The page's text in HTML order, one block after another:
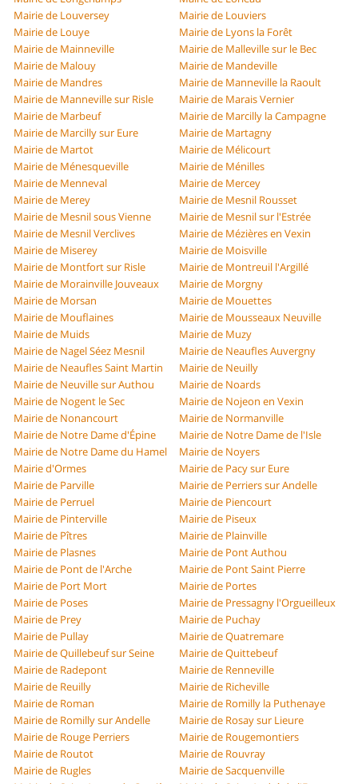
Mairie de Louversey
Mairie de Louviers
Mairie de Louye
Mairie de Lyons la Forêt
Mairie de Mainneville
Mairie de Malleville sur le Bec
Mairie de Malouy
Mairie de Mandeville
Mairie de Mandres
Mairie de Manneville la Raoult
Mairie de Manneville sur Risle
Mairie de Marais Vernier
Mairie de Marbeuf
Mairie de Marcilly la Campagne
Mairie de Marcilly sur Eure
Mairie de Martagny
Mairie de Martot
Mairie de Mélicourt
Mairie de Ménesqueville
Mairie de Ménilles
Mairie de Menneval
Mairie de Mercey
Mairie de Merey
Mairie de Mesnil Rousset
Mairie de Mesnil sous Vienne
Mairie de Mesnil sur l'Estrée
Mairie de Mesnil Verclives
Mairie de Mézières en Vexin
Mairie de Miserey
Mairie de Moisville
Mairie de Montfort sur Risle
Mairie de Montreuil l'Argillé
Mairie de Morainville Jouveaux
Mairie de Morgny
Mairie de Morsan
Mairie de Mouettes
Mairie de Mouflaines
Mairie de Mousseaux Neuville
Mairie de Muids
Mairie de Muzy
Mairie de Nagel Séez Mesnil
Mairie de Neaufles Auvergny
Mairie de Neaufles Saint Martin
Mairie de Neuilly
Mairie de Neuville sur Authou
Mairie de Noards
Mairie de Nogent le Sec
Mairie de Nojeon en Vexin
Mairie de Nonancourt
Mairie de Normanville
Mairie de Notre Dame d'Épine
Mairie de Notre Dame de l'Isle
Mairie de Notre Dame du Hamel
Mairie de Noyers
Mairie d'Ormes
Mairie de Pacy sur Eure
Mairie de Parville
Mairie de Perriers sur Andelle
Mairie de Perruel
Mairie de Piencourt
Mairie de Pinterville
Mairie de Piseux
Mairie de Pîtres
Mairie de Plainville
Mairie de Plasnes
Mairie de Pont Authou
Mairie de Pont de l'Arche
Mairie de Pont Saint Pierre
Mairie de Port Mort
Mairie de Portes
Mairie de Poses
Mairie de Pressagny l'Orgueilleux
Mairie de Prey
Mairie de Puchay
Mairie de Pullay
Mairie de Quatremare
Mairie de Quillebeuf sur Seine
Mairie de Quittebeuf
Mairie de Radepont
Mairie de Renneville
Mairie de Reuilly
Mairie de Richeville
Mairie de Roman
Mairie de Romilly la Puthenaye
Mairie de Romilly sur Andelle
Mairie de Rosay sur Lieure
Mairie de Rouge Perriers
Mairie de Rougemontiers
Mairie de Routot
Mairie de Rouvray
Mairie de Rugles
Mairie de Sacquenville